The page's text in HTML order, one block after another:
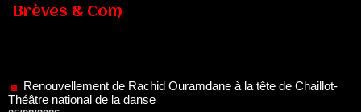
Brèves & Com
05/08/2026
Nomination de Jérôme Montchal à la direction du Phénix,